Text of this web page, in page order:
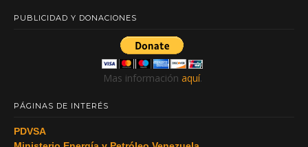
PUBLICIDAD Y DONACIONES
Mas información aquí.
PÁGINAS DE INTERÉS
PDVSA